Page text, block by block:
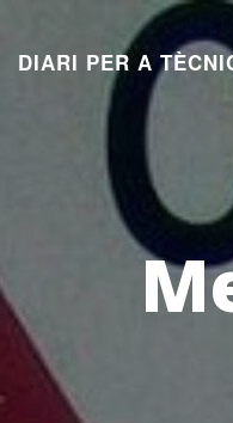
contingut
DIARI PER A